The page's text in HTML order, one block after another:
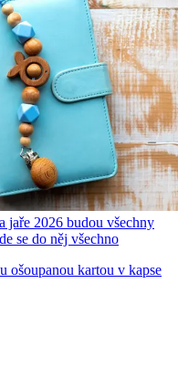
jaře 2026 budou všechny
se do něj všechno
ošoupanou kartou v kapse